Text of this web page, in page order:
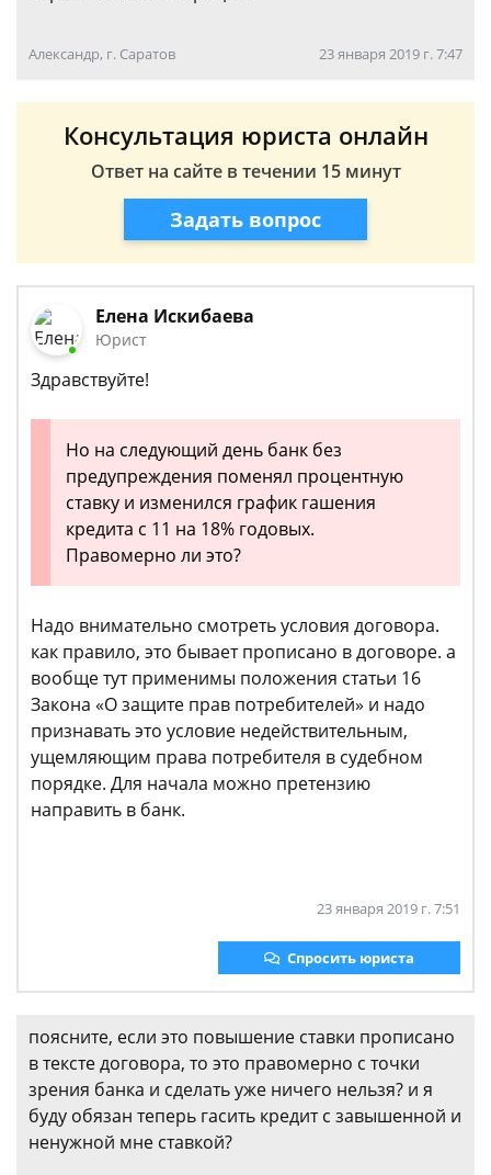
Александр, г. Саратов 23 января 2019 г. 7:47
Консультация юриста онлайн
Ответ на сайте в течении 15 минут
Задать вопрос
Елена Искибаева
Юрист
Здравствуйте!
Но на следующий день банк без
предупреждения поменял процентную
ставку и изменился график гашения
кредита с 11 на 18% годовых.
Правомерно ли это?
Надо внимательно смотреть условия договора.
как правило, это бывает прописано в договоре. а
вообще тут применимы положения статьи 16
Закона «О защите прав потребителей» и надо
признавать это условие недействительным,
ущемляющим права потребителя в судебном
порядке. Для начала можно претензию
направить в банк.
23 января 2019 г. 7:51
Спросить юриста
поясните, если это повышение ставки прописано
в тексте договора, то это правомерно с точки
зрения банка и сделать уже ничего нельзя? и я
буду обязан теперь гасить кредит с завышенной и
ненужной мне ставкой?